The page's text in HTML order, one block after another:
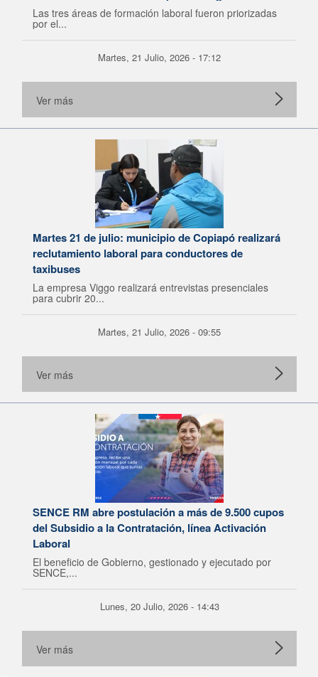
Lagos
Las tres áreas de formación laboral fueron priorizadas
por el...
Martes, 21 Julio, 2026 - 17:12
Ver más
Martes 21 de julio: municipio de Copiapó realizará
reclutamiento laboral para conductores de
taxibuses
La empresa Viggo realizará entrevistas presenciales
para cubrir 20...
Martes, 21 Julio, 2026 - 09:55
Ver más
SENCE RM abre postulación a más de 9.500 cupos
del Subsidio a la Contratación, línea Activación
Laboral
El beneficio de Gobierno, gestionado y ejecutado por
SENCE,...
Lunes, 20 Julio, 2026 - 14:43
Ver más